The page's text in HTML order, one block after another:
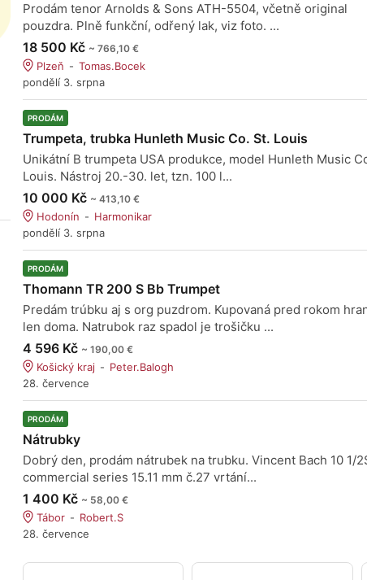
Prodám tenor Arnolds & Sons ATH-5504, včetně original
pouzdra. Plně funkční, odřený lak, viz foto. ...
18 500 Kč ~ 766,10 €
Plzeň
Tomas.Bocek
pondělí 3. srpna
PRODÁM
Trumpeta, trubka Hunleth Music Co. St. Louis
Unikátní B trumpeta USA produkce, model Hunleth Music
Louis. Nástroj 20.-30. let, tzn. 100 l...
10 000 Kč ~ 413,10 €
Hodonín
Harmonikar
pondělí 3. srpna
PRODÁM
Thomann TR 200 S Bb Trumpet
Predám trúbku aj s org puzdrom. Kupovaná pred rokom
len doma. Natrubok raz spadol je trošičku ...
4 596 Kč ~ 190,00 €
Košický kraj
Peter.Balogh
28. července
PRODÁM
Nátrubky
Dobrý den, prodám nátrubek na trubku. Vincent Bach 10 1/
commercial series 15.11 mm č.27 vrtání...
1 400 Kč ~ 58,00 €
Tábor
Robert.S
28. července